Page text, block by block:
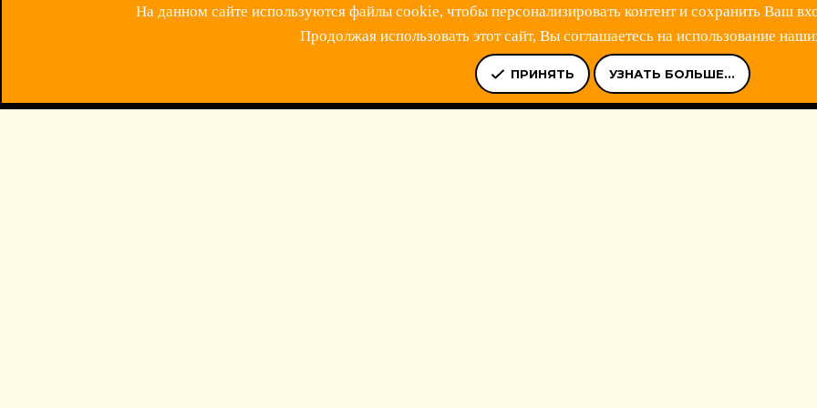
УСЛОВИЯ И ПРАВИЛА ПОЛИТИКА КОНФИДЕНЦИАЛЬНОСТИ
На данном сайте используются файлы cookie, чтобы персонализировать контент и сохранить Ваш
Продолжая использовать этот сайт, Вы соглашаетесь на использование
ПРИНЯТЬ УЗНАТЬ БОЛЬШЕ...